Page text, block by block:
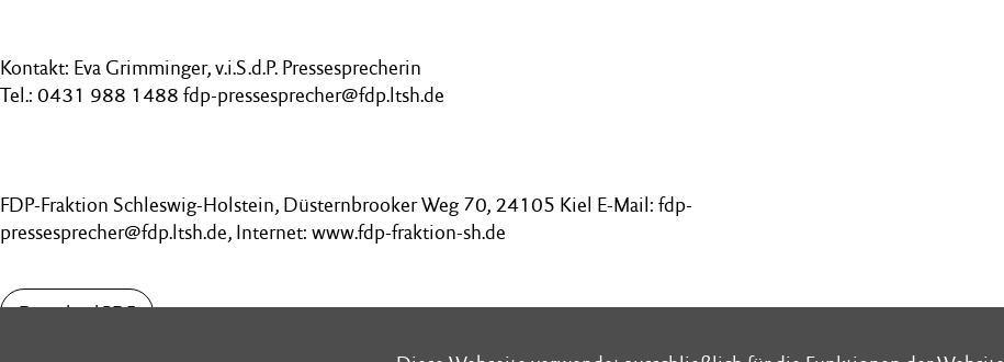
Kontakt: Eva Grimminger, v.i.S.d.P. Pressesprecherin
Tel.: 0431 988 1488 fdp-pressesprecher@fdp.ltsh.de
FDP-Fraktion Schleswig-Holstein, Düsternbrooker Weg 70, 24105 Kiel E-Mail: fdp-
pressesprecher@fdp.ltsh.de, Internet: www.fdp-fraktion-sh.de
Download PDF